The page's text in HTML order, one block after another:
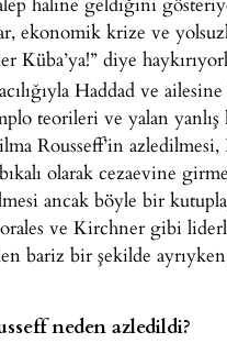
ekonomik krize ve
Küba’ya!” diye
Haddad ve
teorileri ve yalan
Rousseff’in
olarak cezaevine
ancak böyle bir
ve Kirchner gibi
bariz bir şekilde
neden azledildi?